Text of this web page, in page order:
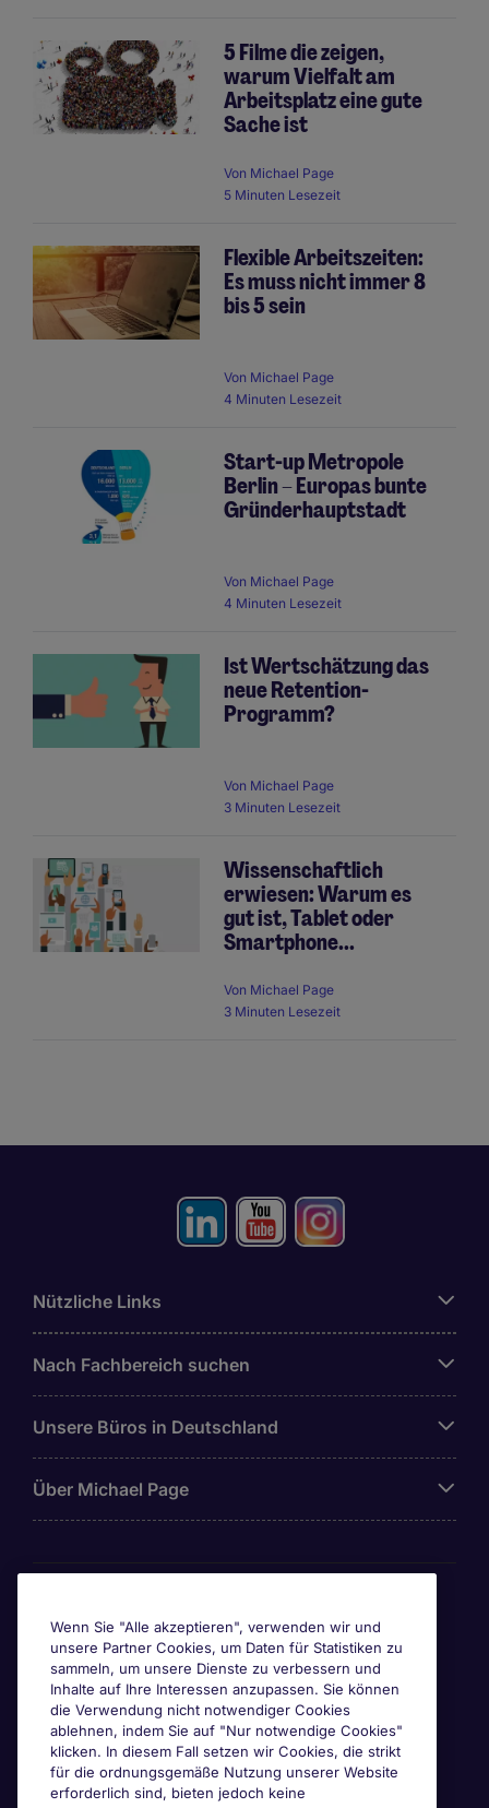
5 Filme die zeigen,
warum Vielfalt am
Arbeitsplatz eine gute
Sache ist
Von Michael Page
5 Minuten Lesezeit
Flexible Arbeitszeiten:
Es muss nicht immer 8
bis 5 sein
Von Michael Page
4 Minuten Lesezeit
Start-up Metropole
Berlin – Europas bunte
Gründerhauptstadt
Von Michael Page
4 Minuten Lesezeit
Ist Wertschätzung das
neue Retention-
Programm?
Von Michael Page
3 Minuten Lesezeit
Wissenschaftlich
erwiesen: Warum es
gut ist, Tablet oder
Smartphone...
Von Michael Page
3 Minuten Lesezeit
Nützliche Links
Nach Fachbereich suchen
Unsere Büros in Deutschland
Über Michael Page
Wenn Sie "Alle akzeptieren", verwenden wir und
unsere Partner Cookies, um Daten für Statistiken zu
sammeln, um unsere Dienste zu verbessern und
Inhalte auf Ihre Interessen anzupassen. Sie können
die Verwendung nicht notwendiger Cookies
ablehnen, indem Sie auf "Nur notwendige Cookies"
klicken. In diesem Fall setzen wir Cookies, die strikt
für die ordnungsgemäße Nutzung unserer Website
erforderlich sind, bieten jedoch keine